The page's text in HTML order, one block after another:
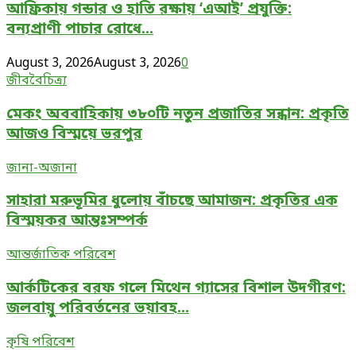
ও
হাতি
‘এআই’
প্রযুক্তি:
পাচার
রোধে
যুগের
আফ্রিকায় গন্ডার ও হাতি রক্ষায় ‘এআই’ প্রযুক্তি:
বন্যপ্রাণী পাচার রোধে...
August 3, 2026August 3, 20260
মেকং
৩৮০টি
নতুন
সন্ধান:
আজও
বিস্ময়ে
জীববৈচিত্র্য
মেকং অববাহিকায় ৩৮০টি নতুন প্রজাতির সন্ধান: প্রকৃতি
আজও বিস্ময়ে ভরপুর
সাহারা
ধুলোয়
বাঁচছে
প্রকৃতির
বিস্ময়কর
আন্তঃসম্পর্ক
জানা-অজানা
সাহারা মরুভূমির ধুলোয় বাঁচছে আমাজন: প্রকৃতির এক
বিস্ময়কর আন্তঃসম্পর্ক
আর্কটিকের
গলে
মিথেন
বিশাল
আন্তর্জাতিক পরিবেশ
আর্কটিকের বরফ গলে মিথেন গ্যাসের বিশাল উদগীরণ:
জলবায়ু পরিবর্তনের ভয়াবহ...
ঢাকার
কৃষি পরিবেশ